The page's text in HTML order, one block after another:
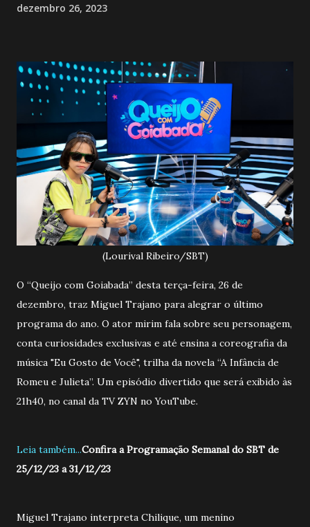
dezembro 26, 2023
(Lourival Ribeiro/SBT)
O “Queijo com Goiabada” desta terça-feira, 26 de
dezembro, traz Miguel Trajano para alegrar o último
programa do ano. O ator mirim fala sobre seu personagem,
conta curiosidades exclusivas e até ensina a coreografia da
música "Eu Gosto de Você", trilha da novela “A Infância de
Romeu e Julieta”. Um episódio divertido que será exibido às
21h40, no canal da TV ZYN no YouTube.
Leia também...Confira a Programação Semanal do SBT de
25/12/23 a 31/12/23
Miguel Trajano interpreta Chilique, um menino